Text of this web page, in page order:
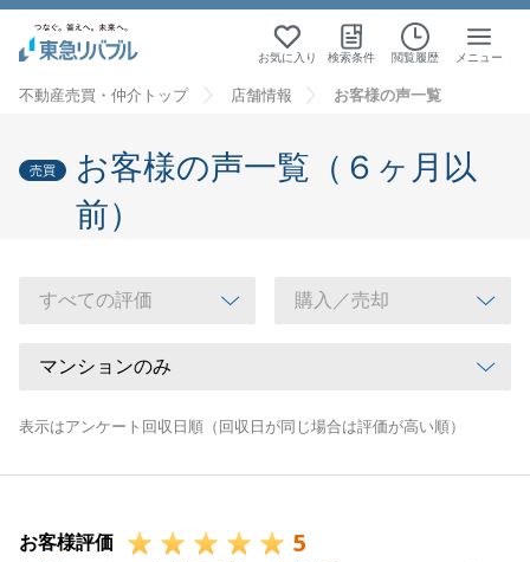
お気に入り 検索条件 閲覧履歴 メニュー
不動産売買・仲介トップ 店舗情報 お客様の声一覧
売買
お客様の声一覧（６ヶ月以
前）
表示はアンケート回収日順（回収日が同じ場合は評価が高い順）
お客様評価 5